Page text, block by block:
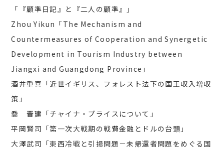
「『顧準日記』と『二人の顧準』」
Zhou Yikun「The Mechanism and
Countermeasures of Cooperation and Synergetic
Development in Tourism Industry between
Jiangxi and Guangdong Province」
酒井重喜「近世イギリス、フォレスト法下の国王収入増収
策」
喬 晋建「チャイナ・プライスについて」
平岡賢司「第一次大戦期の戦費金融とドルの台頭」
大澤武司「東西冷戦と引揚問題－未帰還者問題をめぐる国